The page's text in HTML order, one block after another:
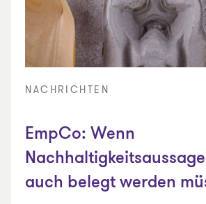
NACHRICHTEN
EmpCo: Wenn
auch belegt werden